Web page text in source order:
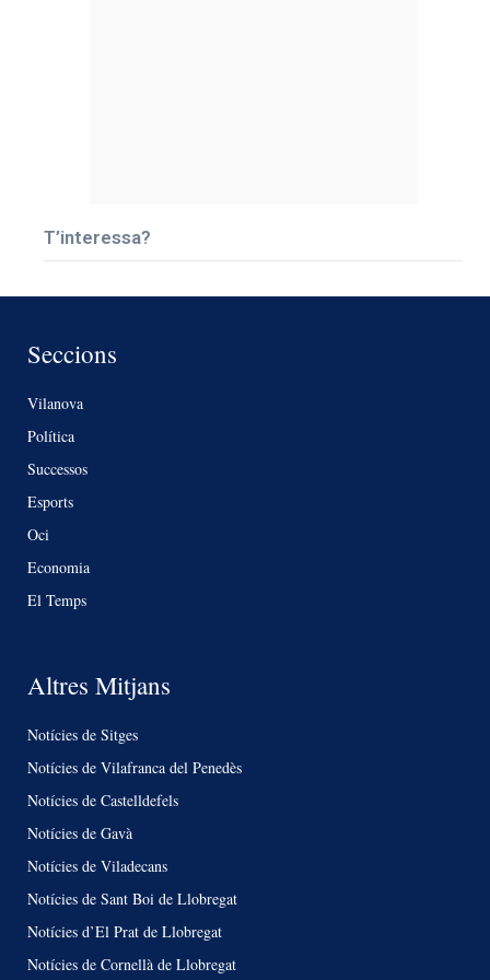
T’interessa?
Seccions
Vilanova
Política
Successos
Esports
Oci
Economia
El Temps
Altres Mitjans
Notícies de Sitges
Notícies de Vilafranca del Penedès
Notícies de Castelldefels
Notícies de Gavà
Notícies de Viladecans
Notícies de Sant Boi de Llobregat
Notícies d’El Prat de Llobregat
Notícies de Cornellà de Llobregat